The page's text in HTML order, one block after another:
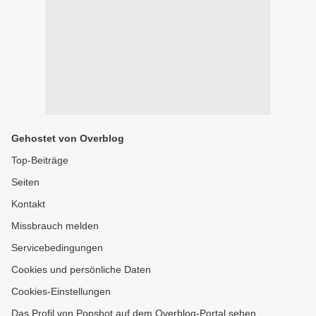
Gehostet von Overblog
Top-Beiträge
Seiten
Kontakt
Missbrauch melden
Servicebedingungen
Cookies und persönliche Daten
Cookies-Einstellungen
Das Profil von Popshot auf dem Overblog-Portal sehen